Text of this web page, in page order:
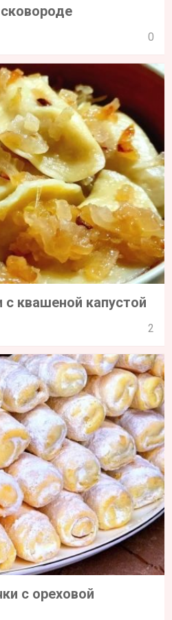
0
с квашеной капустой
2
с ореховой